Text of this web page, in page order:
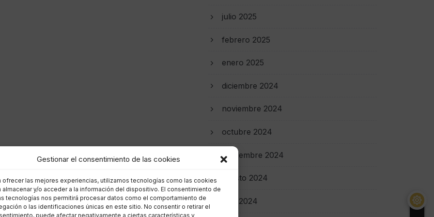
Gestionar el consentimiento de las cookies
ofrecer las mejores experiencias, utilizamos tecnologías como las cookies
almacenar y/o acceder a la información del dispositivo. El consentimiento de
tecnologías nos permitirá procesar datos como el comportamiento de
o las identificaciones únicas en este sitio. No consentir o retirar el
puede afectar negativamente a ciertas características y
julio 2025
febrero 2025
enero 2025
diciembre 2024
noviembre 2024
octubre 2024
septiembre 2024
agosto 2024
julio 2024